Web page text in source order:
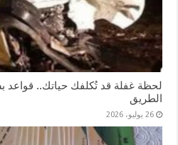
لحظة غفلة قد تُكلفك حياتك.. قواعد
الطريق
26 يوليو، 2026